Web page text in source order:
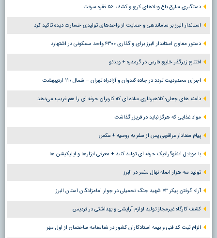
دستگیری سارق باغ ویلاهای کرج و کشف ۵۶ فقره سرقت
استاندار البرز بر ساماندهی و حمایت از واحدهای تولیدی خسارت دیده تاکید کرد
دستور معاون استاندار البرز برای واگذاری ۴۳۰۰ واحد مسکونی در اشتهارد
افتتاح زیرگذر خلیج فارس در گرمدره + ویدئو
اجرای محدودیت تردد در جاده کندوان و آزادراه تهران – شمال ؛ ١١ اردیبهشت
دامنه های جعلی؛ کلاهبرداری ساده ای که کاربران حرفه ای را هم فریب می‌دهد
مواد غذایی که هرگز نباید در فریزر گذاشت
پیام معنادار عراقچی پس از سفر به روسیه + عکس
با موبایل اینفوگرافیک حرفه ای تولید کنید + معرفی ابزارها و اپلیکیشن ها
تولید سه هزار اصله نهال مثمر در البرز
آرام گرفتن پیکر ۷۳ شهید جنگ تحمیلی در جوار امامزادگان استان البرز
کشف کارگاه غیرمجاز تولید لوازم آرایشی و بهداشتی در فردیس
الزام ثبت کد فنی و بیمه استادکاران کشور در شناسنامه ساختمان از اول مهر